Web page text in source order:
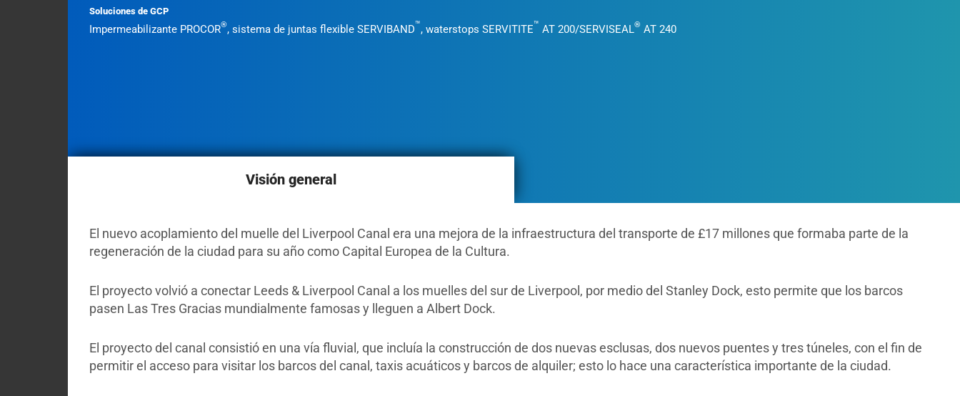
Briefcase
Soluciones de GCP
Impermeabilizante PROCOR®, sistema de juntas flexible SERVIBAND™, waterstops SERVITITE™ AT 200/SERVISEAL® AT 240
Visión general
El nuevo acoplamiento del muelle del Liverpool Canal era una mejora de la infraestructura del transporte de £17 millones que formaba parte de la
regeneración de la ciudad para su año como Capital Europea de la Cultura.
El proyecto volvió a conectar Leeds & Liverpool Canal a los muelles del sur de Liverpool, por medio del Stanley Dock, esto permite que los barcos
pasen Las Tres Gracias mundialmente famosas y lleguen a Albert Dock.
El proyecto del canal consistió en una vía fluvial, que incluía la construcción de dos nuevas esclusas, dos nuevos puentes y tres túneles, con el fin de
permitir el acceso para visitar los barcos del canal, taxis acuáticos y barcos de alquiler; esto lo hace una característica importante de la ciudad.